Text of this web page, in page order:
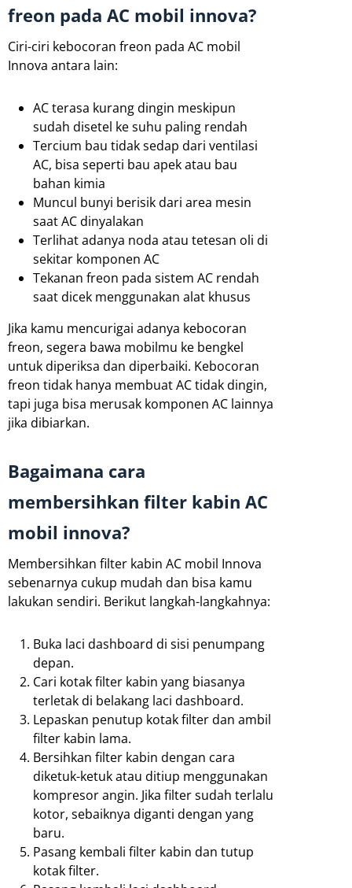
freon pada AC mobil innova?
Ciri-ciri kebocoran freon pada AC mobil
Innova antara lain:
AC terasa kurang dingin meskipun
sudah disetel ke suhu paling rendah
Tercium bau tidak sedap dari ventilasi
AC, bisa seperti bau apek atau bau
bahan kimia
Muncul bunyi berisik dari area mesin
saat AC dinyalakan
Terlihat adanya noda atau tetesan oli di
sekitar komponen AC
Tekanan freon pada sistem AC rendah
saat dicek menggunakan alat khusus
Jika kamu mencurigai adanya kebocoran
freon, segera bawa mobilmu ke bengkel
untuk diperiksa dan diperbaiki. Kebocoran
freon tidak hanya membuat AC tidak dingin,
tapi juga bisa merusak komponen AC lainnya
jika dibiarkan.
Bagaimana cara
membersihkan filter kabin AC
mobil innova?
Membersihkan filter kabin AC mobil Innova
sebenarnya cukup mudah dan bisa kamu
lakukan sendiri. Berikut langkah-langkahnya:
Buka laci dashboard di sisi penumpang
depan.
Cari kotak filter kabin yang biasanya
terletak di belakang laci dashboard.
Lepaskan penutup kotak filter dan ambil
filter kabin lama.
Bersihkan filter kabin dengan cara
diketuk-ketuk atau ditiup menggunakan
kompresor angin. Jika filter sudah terlalu
kotor, sebaiknya diganti dengan yang
baru.
Pasang kembali filter kabin dan tutup
kotak filter.